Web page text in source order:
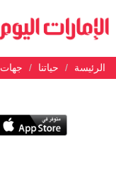
الرئيسة حياتنا جهات